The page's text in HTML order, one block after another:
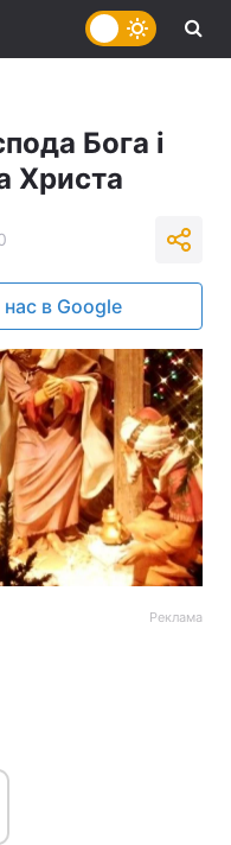
Бога і
Христа
нас в Google
Реклама